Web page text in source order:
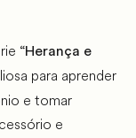
“Herança e
para aprender
e tomar
e